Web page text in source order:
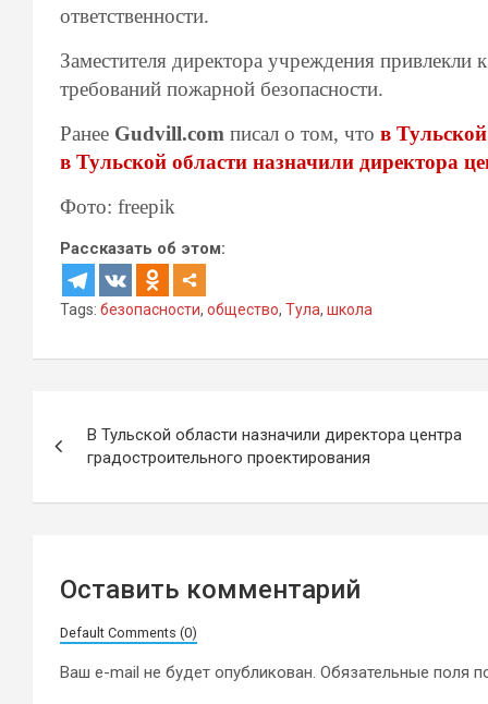
ответственности.
Заместителя директора учреждения привлекли
требований пожарной безопасности.
Ранее Gudvill.com писал о том, что в
в Тульской области назначили директора
Фото: freepik
Рассказать об этом:
Tags: безопасности, общество, Тула, школа
по
записям
В Тульской области назначили директора центра
градостроительного проектирования
Оставить комментарий
Default Comments (0)
Ваш e-mail не будет опубликован. Обязательные поля